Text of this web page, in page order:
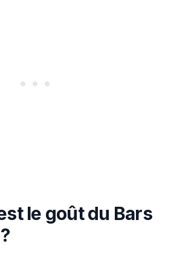
le goût du Bars